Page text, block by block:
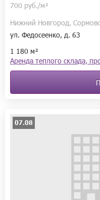
700 руб./м²
Нижний Новгород,
ул. Федосеенко, д. 63
1 180 м²
Аренда теплого склада,
07.08